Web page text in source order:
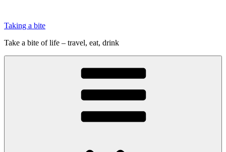
indhold
Taking a bite
Take a bite of life – travel, eat, drink